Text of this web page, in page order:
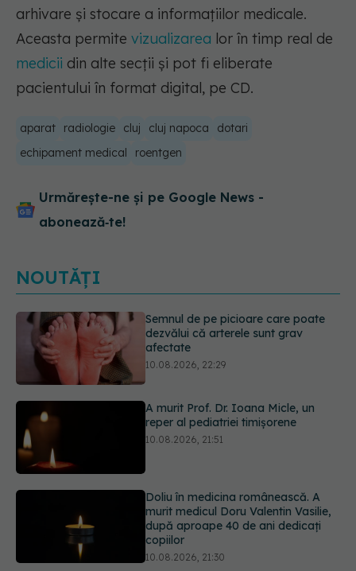
arhivare și stocare a informațiilor medicale.
Aceasta permite vizualizarea lor în timp real de
medicii din alte secții și pot fi eliberate
pacientului în format digital, pe CD.
aparat radiologie cluj cluj napoca
dotari
echipament medical
roentgen
Urmărește-ne și pe Google News -
abonează‑te!
NOUTĂȚI
A murit Prof. Dr. Ioana Micle, un
reper al pediatriei timișorene
10.08.2026, 21:51
Doliu în medicina românească. A
murit medicul Doru Valentin Vasilie,
Cafeaua rece pe care o poți face
acasă: are doar 84 de calorii și se
prepară în câteva minute
10.08.2026, 20:51